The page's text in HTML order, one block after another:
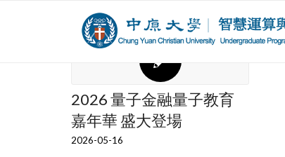
2026 量子金融量子教育
嘉年華 盛大登場
2026-05-16